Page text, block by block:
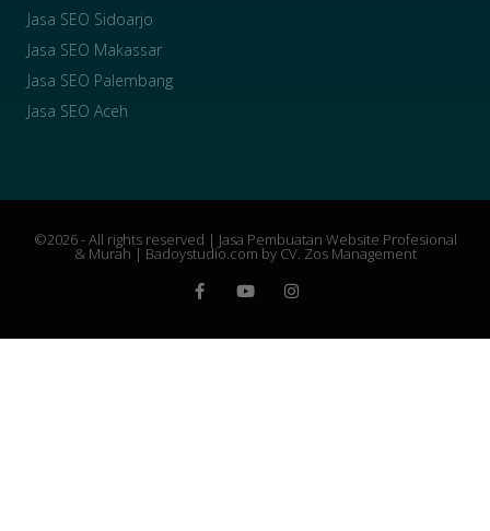
Jasa SEO Sidoarjo
Jasa SEO Makassar
Jasa SEO Palembang
Jasa SEO Aceh
©2026 - All rights reserved | Jasa Pembuatan Website Profesional
& Murah | Badoystudio.com by CV. Zos Management